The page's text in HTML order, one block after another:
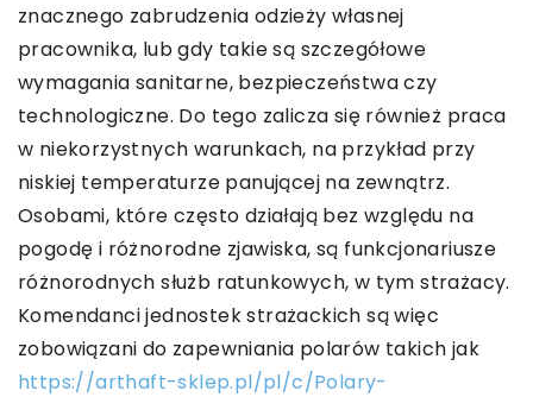
znacznego zabrudzenia odzieży własnej
pracownika, lub gdy takie są szczegółowe
wymagania sanitarne, bezpieczeństwa czy
technologiczne. Do tego zalicza się również praca
w niekorzystnych warunkach, na przykład przy
niskiej temperaturze panującej na zewnątrz.
Osobami, które często działają bez względu na
pogodę i różnorodne zjawiska, są funkcjonariusze
różnorodnych służb ratunkowych, w tym strażacy.
Komendanci jednostek strażackich są więc
zobowiązani do zapewniania polarów takich jak
https://arthaft-sklep.pl/pl/c/Polary-